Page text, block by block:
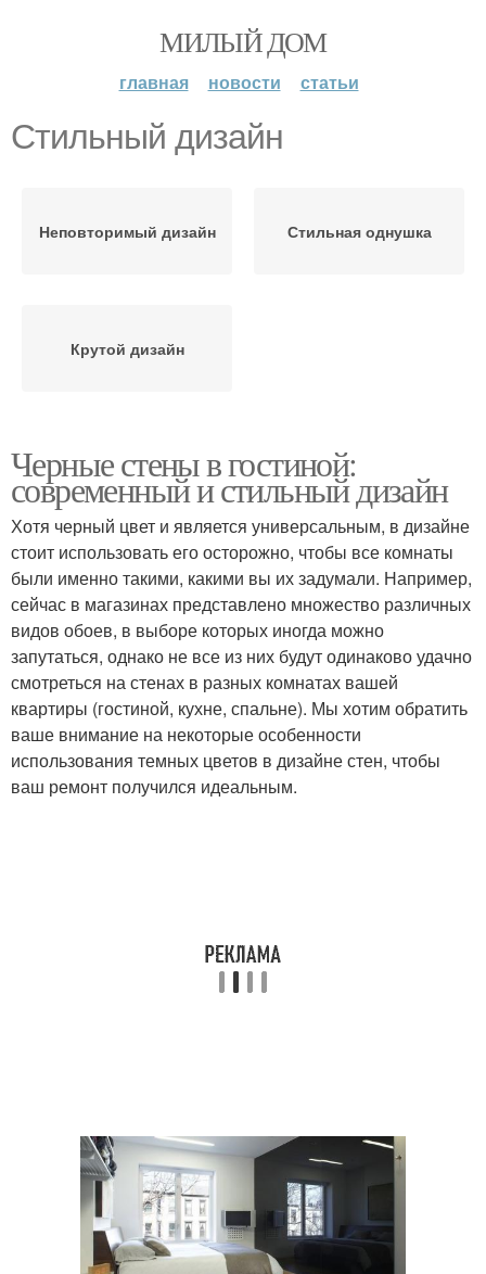
МИЛЫЙ ДОМ
главная новости статьи
Стильный дизайн
Неповторимый дизайн Стильная однушка
Крутой дизайн
Черные стены в гостиной:
современный и стильный дизайн
Хотя черный цвет и является универсальным, в дизайне
стоит использовать его осторожно, чтобы все комнаты
были именно такими, какими вы их задумали. Например,
сейчас в магазинах представлено множество различных
видов обоев, в выборе которых иногда можно
запутаться, однако не все из них будут одинаково удачно
смотреться на стенах в разных комнатах вашей
квартиры (гостиной, кухне, спальне). Мы хотим обратить
ваше внимание на некоторые особенности
использования темных цветов в дизайне стен, чтобы
ваш ремонт получился идеальным.